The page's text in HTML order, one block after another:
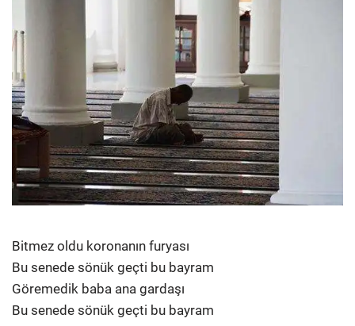
Bitmez oldu koronanın furyası
Bu senede sönük geçti bu bayram
Göremedik baba ana gardaşı
Bu senede sönük geçti bu bayram